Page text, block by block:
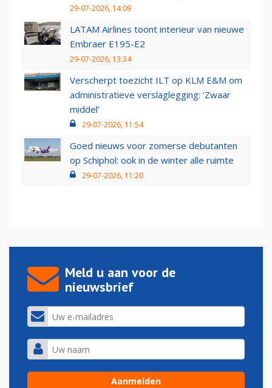
29-07-2026, 14:09
LATAM Airlines toont interieur van nieuwe
Embraer E195-E2
29-07-2026, 13:34
Verscherpt toezicht ILT op KLM E&M om
administratieve verslaglegging: ‘Zwaar
middel’
29-07-2026, 11:54
Goed nieuws voor zomerse debutanten
op Schiphol: ook in de winter alle ruimte
29-07-2026, 11:20
Meld u aan voor de
nieuwsbrief